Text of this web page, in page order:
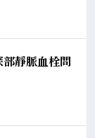
靜脈血栓問